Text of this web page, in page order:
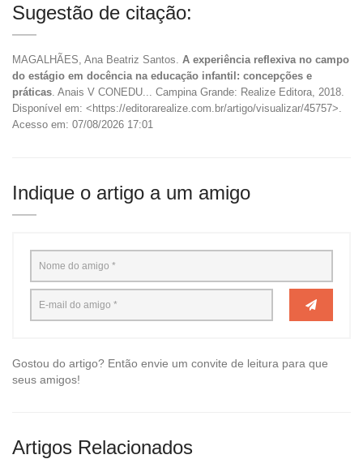
Sugestão de citação:
MAGALHÃES, Ana Beatriz Santos. A experiência reflexiva no campo
do estágio em docência na educação infantil: concepções e
práticas . Anais V CONEDU... Campina Grande: Realize Editora, 2018.
Disponível em: <https://editorarealize.com.br/artigo/visualizar/45757>.
Acesso em: 07/08/2026 17:01
Indique o artigo a um amigo
Gostou do artigo? Então envie um convite de leitura para que
seus amigos!
Artigos Relacionados